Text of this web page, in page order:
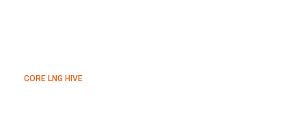
CORE LNG HIVE